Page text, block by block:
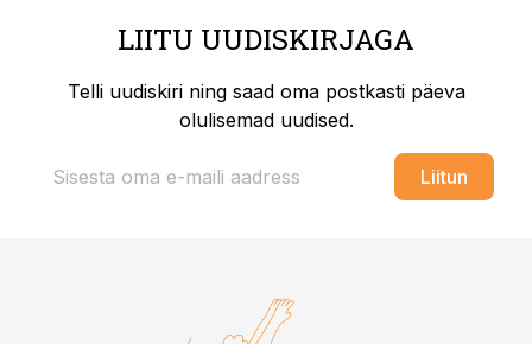
LIITU UUDISKIRJAGA
Telli uudiskiri ning saad oma postkasti päeva
olulisemad uudised.
Liitun